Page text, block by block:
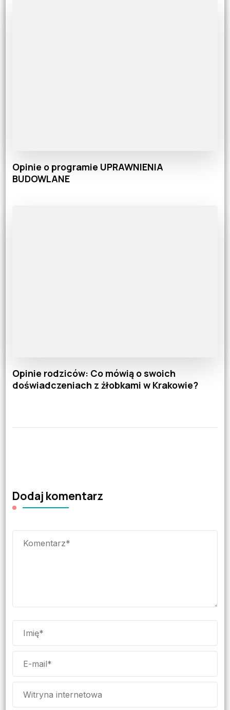
Opinie o programie UPRAWNIENIA
BUDOWLANE
Opinie rodziców: Co mówią o swoich
doświadczeniach z żłobkami w Krakowie?
Dodaj komentarz